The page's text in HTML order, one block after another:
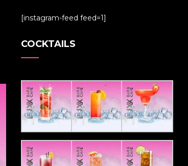
[instagram-feed feed=1]
COCKTAILS